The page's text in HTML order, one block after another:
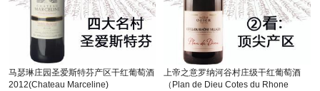
马瑟琳庄园圣爱斯特芬产区干红葡萄酒
2012(Chateau Marceline)
上帝之意罗纳河谷村庄级干红葡萄酒
（Plan de Dieu Cotes du Rhone